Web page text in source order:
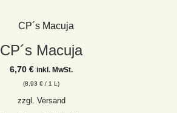
CP´s Macuja
6,70 € inkl. MwSt.
(8,93 € / 1 L)
zzgl. Versand